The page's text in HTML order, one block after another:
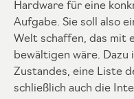
Hardware für eine
Aufgabe. Sie soll also
Welt schaffen, das mit
bewältigen wäre. Dazu
Zustandes, eine Liste
schließlich auch die